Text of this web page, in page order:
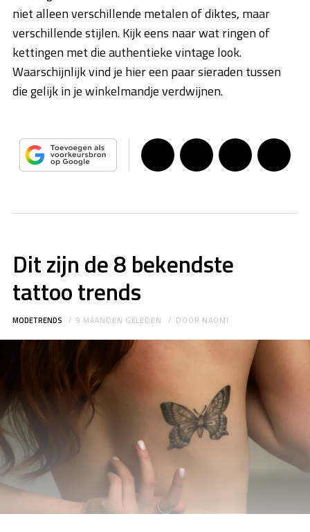
niet alleen verschillende metalen of diktes, maar
verschillende stijlen. Kijk eens naar wat ringen of
kettingen met die authentieke vintage look.
Waarschijnlijk vind je hier een paar sieraden tussen
die gelijk in je winkelmandje verdwijnen.
Dit zijn de 8 bekendste
tattoo trends
MODETRENDS 9 MAANDEN GELEDEN DOOR NAOMI